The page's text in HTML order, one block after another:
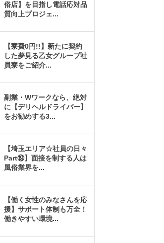
俗店】を目指し電話応対品
質向上プロジェ...
【寮費0円!!】新たに契約
した夢見る乙女グループ社
員寮をご紹介...
副業・Wワークなら、絶対
に【デリヘルドライバー】
をお勧めする3...
【埼玉エリア☆社員の日々
Part⑲】面接を制する人は
風俗業界を...
【働く女性のみなさんを応
援】サポート体制も万全！
働きやすい環境...